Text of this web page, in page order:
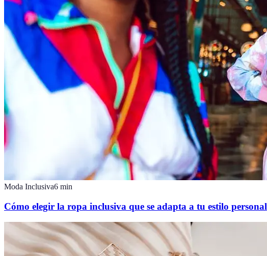
Moda Inclusiva6 min
Cómo elegir la ropa inclusiva que se adapta a tu estilo personal